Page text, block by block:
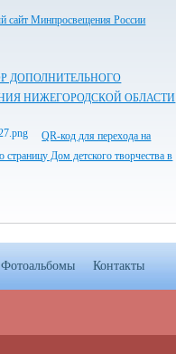
сайт Минпросвещения России
ДОПОЛНИТЕЛЬНОГО
НИЖЕГОРОДСКОЙ ОБЛАСТИ
QR-код для перехода на
страницу Дом детского творчества в
Фотоальбомы Контакты